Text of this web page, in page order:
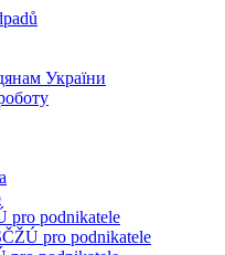
України
pro podnikatele
pro podnikatele